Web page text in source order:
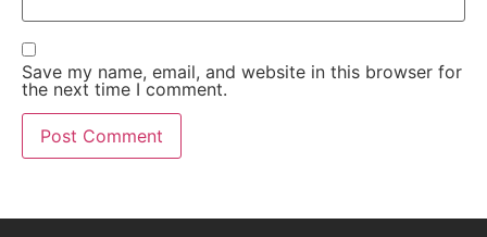
Save my name, email, and website in this browser for
the next time I comment.